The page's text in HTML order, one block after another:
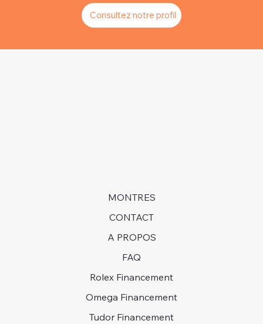
Consultez notre profil
MONTRES
CONTACT
A PROPOS
FAQ
Rolex Financement
Omega Financement
Tudor Financement